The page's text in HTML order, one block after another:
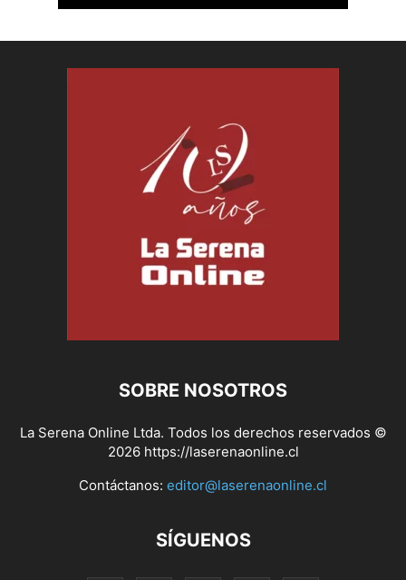
SOBRE NOSOTROS
La Serena Online Ltda. Todos los derechos reservados ©
2026 https://laserenaonline.cl
Contáctanos: editor@laserenaonline.cl
SÍGUENOS